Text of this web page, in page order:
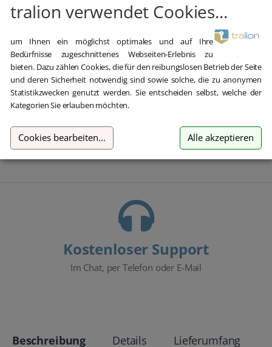
E-Mail Versand und Sofortdownload innerhalb 5-30 Minuten.
Wir bieten Ihnen bei der Erstinstallation kostenlose Hilfe über
Teamviewer an.
Kostenloser Support
Im Chat, per Telefon oder E-Mail
Beschreibung Details Lieferumfang
tralion verwendet Cookies...
um Ihnen ein möglichst optimales und auf Ihre
Bedürfnisse zugeschnittenes Webseiten-Erlebnis zu
bieten. Dazu zählen Cookies, die für den reibungslosen Betrieb der Seite
und deren Sicherheit notwendig sind sowie solche, die zu anonymen
Statistikzwecken genutzt werden. Sie entscheiden selbst, welche der
Kategorien Sie erlauben möchten.
Cookies bearbeiten... Alle akzeptieren